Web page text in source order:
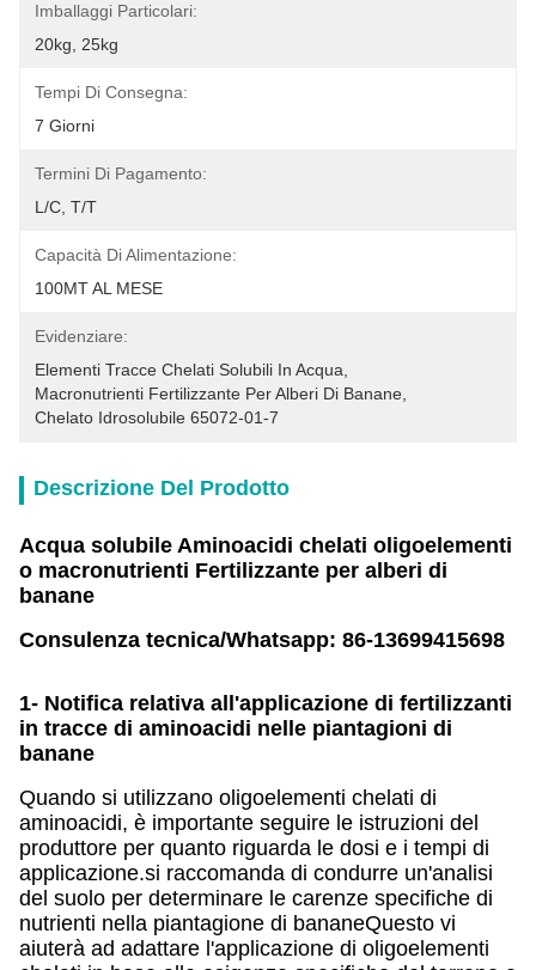
Imballaggi Particolari:
20kg, 25kg
Tempi Di Consegna:
7 Giorni
Termini Di Pagamento:
L/C, T/T
Capacità Di Alimentazione:
100MT AL MESE
Evidenziare:
Elementi Tracce Chelati Solubili In Acqua
Macronutrienti Fertilizzante Per Alberi Di Banane
Chelato Idrosolubile 65072-01-7
Descrizione Del Prodotto
Acqua solubile Aminoacidi chelati oligoelementi
o macronutrienti Fertilizzante per alberi di
banane
Consulenza tecnica/Whatsapp: 86-13699415698
1- Notifica relativa all'applicazione di fertilizzanti
in tracce di aminoacidi nelle piantagioni di
banane
Quando si utilizzano oligoelementi chelati di
aminoacidi, è importante seguire le istruzioni del
produttore per quanto riguarda le dosi e i tempi di
applicazione.si raccomanda di condurre un'analisi
del suolo per determinare le carenze specifiche di
nutrienti nella piantagione di bananeQuesto vi
aiuterà ad adattare l'applicazione di oligoelementi